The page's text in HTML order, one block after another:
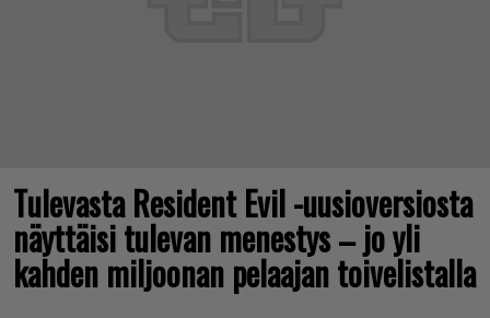
Tulevasta Resident Evil -uusioversiosta
näyttäisi tulevan menestys – jo yli
kahden miljoonan pelaajan toivelistalla